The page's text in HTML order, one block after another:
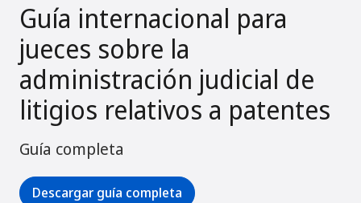
Guía internacional para
jueces sobre la
administración judicial de
litigios relativos a patentes
Guía completa
Descargar guía completa